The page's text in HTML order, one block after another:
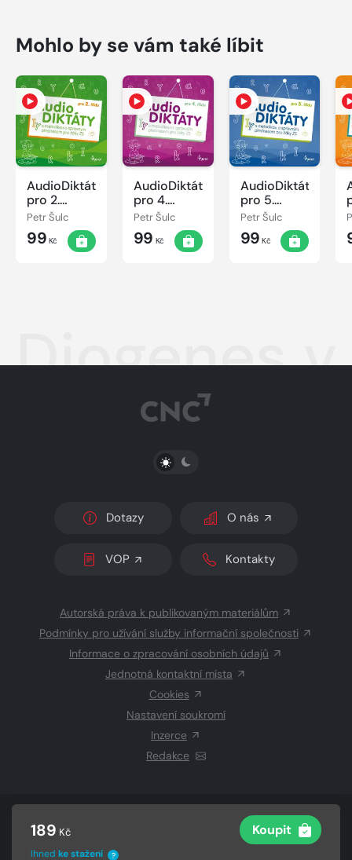
189 Kč Koupit
Ihned ke stažení ?
Mohlo by se vám také líbit
AudioDiktáty
pro 2.
ročník
Petr Šulc
99 Kč
AudioDiktáty
pro 4.
ročník
Petr Šulc
99 Kč
AudioDiktáty
pro 5.
ročník
Petr Šulc
99 Kč
Diogenes
PŘEPNOUT SVĚTLÝ/TMAVÝ REŽIM
Dotazy O nás
VOP Kontakty
Autorská práva k publikovaným materiálům
Podmínky pro užívání služby informační společnosti
Informace o zpracování osobních údajů
Jednotná kontaktní místa
Cookies
Nastavení soukromí
Inzerce
Redakce
CZECH NEWS CENTER a.s.a dodavatelé
Vysázeno